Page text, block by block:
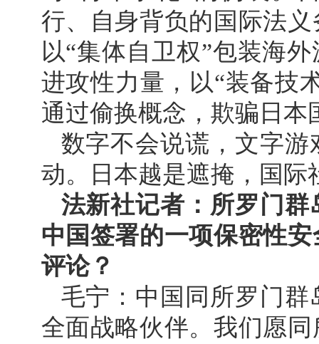
行、自身背负的国际法
以“集体自卫权”包装海
进攻性力量，以“装备技
通过偷换概念，欺骗日本
数字不会说谎，文字
动。日本越是遮掩，国际
法新社记者：所罗门群
中国签署的一项保密性
评论？
毛宁：中国同所罗门
全面战略伙伴。我们愿